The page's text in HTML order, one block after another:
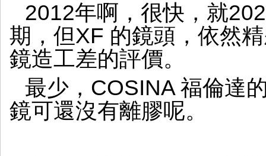
味
2012年啊，很快，就
期，但XF 的鏡頭，依然
鏡造工差的評價。
最少，COSINA 福倫達
鏡可還沒有離膠呢。